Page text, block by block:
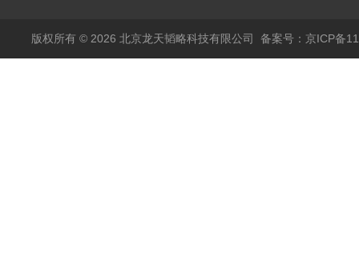
包邮
版权所有 © 2026 北京龙天韬略科技有限公司 备案号：京ICP备